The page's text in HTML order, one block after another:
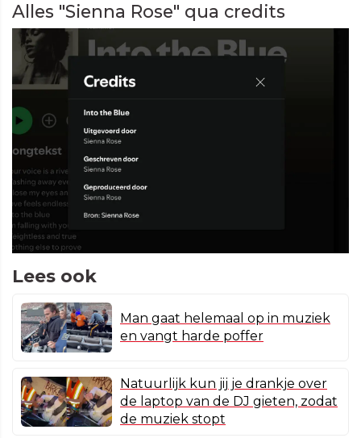
Alles "Sienna Rose" qua credits
Lees ook
Man gaat helemaal op in muziek
en vangt harde poffer
Natuurlijk kun jij je drankje over
de laptop van de DJ gieten, zodat
de muziek stopt